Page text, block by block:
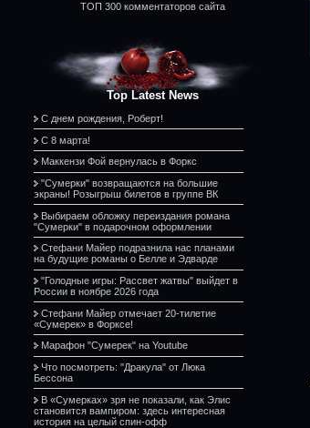
ТОП 300 комментаторов сайта
Top Latest News
С днем рождения, Роберт!
С 8 марта!
Маккензи Фой вернулась в Форкс
"Сумерки" возвращаются на большие
экраны! Розыгрыш билетов в группе ВК
Выбираем обложку переиздания романа
"Сумерки" в подарочном оформлении
Стефани Майер подразнила нас планами
на будущие романы о Белле и Эдварде
"Голодные игры: Рассвет жатвы" выйдет в
России в ноябре 2026 года
Стефани Майер отмечает 20-тилетие
«Сумерек» в Форксе!
Марафон "Сумерек" на Youtube
Что посмотреть: "Дракула" от Люка
Бессона
В «Сумерках» зря не показали, как Элис
становится вампиром: здесь интересная
история на целый спин-офф